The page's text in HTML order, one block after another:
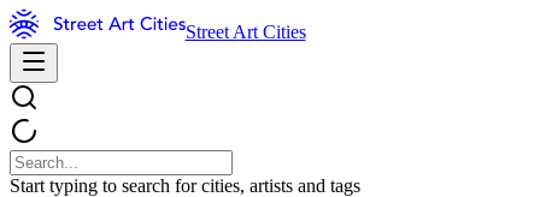
Street Art Cities
Start typing to search for cities, artists and tags